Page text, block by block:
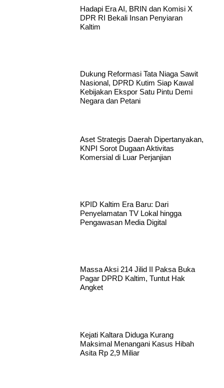
Hadapi Era AI, BRIN dan Komisi X
DPR RI Bekali Insan Penyiaran
Kaltim
Dukung Reformasi Tata Niaga Sawit
Nasional, DPRD Kutim Siap Kawal
Kebijakan Ekspor Satu Pintu Demi
Negara dan Petani
Aset Strategis Daerah Dipertanyakan,
KNPI Sorot Dugaan Aktivitas
Komersial di Luar Perjanjian
KPID Kaltim Era Baru: Dari
Penyelamatan TV Lokal hingga
Pengawasan Media Digital
Massa Aksi 214 Jilid II Paksa Buka
Pagar DPRD Kaltim, Tuntut Hak
Angket
Kejati Kaltara Diduga Kurang
Maksimal Menangani Kasus Hibah
Asita Rp 2,9 Miliar